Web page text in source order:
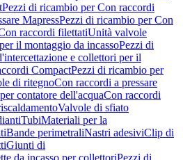
Pezzi di ricambio per Con raccordi
MapressPezzi di ricambio per Con
raccordi filettatiUnità valvole
il montaggio da incassoPezzi di
e collettori per il
CompactPezzi di ricambio per
di ritegnoCon raccordi a pressare
contatore dell'acquaCon raccordi
Valvole di sfiato
TubiMateriali per la
Bande perimetraliNastri adesiviClip di
Giunti di
da incasso per collettoriPezzi di